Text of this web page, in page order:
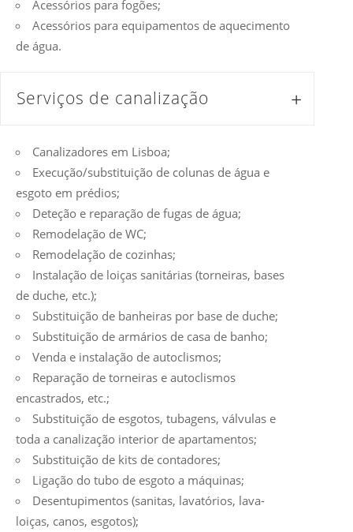
Acessórios para fogões;
Acessórios para equipamentos de aquecimento
de água.
Serviços de canalização
Canalizadores em Lisboa;
Execução/substituição de colunas de água e
esgoto em prédios;
Deteção e reparação de fugas de água;
Remodelação de WC;
Remodelação de cozinhas;
Instalação de loiças sanitárias (torneiras, bases
de duche, etc.);
Substituição de banheiras por base de duche;
Substituição de armários de casa de banho;
Venda e instalação de autoclismos;
Reparação de torneiras e autoclismos
encastrados, etc.;
Substituição de esgotos, tubagens, válvulas e
toda a canalização interior de apartamentos;
Substituição de kits de contadores;
Ligação do tubo de esgoto a máquinas;
Desentupimentos (sanitas, lavatórios, lava-
loiças, canos, esgotos);